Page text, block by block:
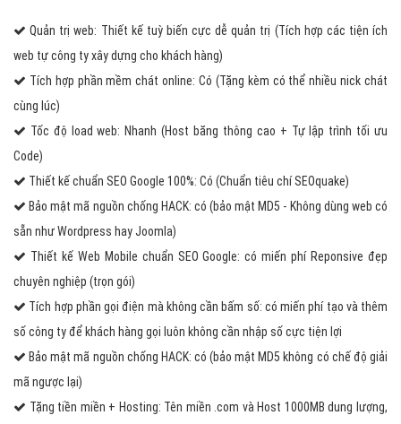
Quản trị web: Thiết kế tuỳ biến cực dễ quản trị (Tích hợp các tiện ích
web tự công ty xây dựng cho khách hàng)
Tích hợp phần mềm chát online: Có (Tặng kèm có thể nhiều nick chát
cùng lúc)
Tốc độ load web: Nhanh (Host băng thông cao + Tự lập trình tối ưu
Code)
Thiết kế chuẩn SEO Google 100%: Có (Chuẩn tiêu chí SEOquake)
Bảo mật mã nguồn chống HACK: có (bảo mật MD5 - Không dùng web có
sẵn như Wordpress hay Joomla)
Thiết kế Web Mobile chuẩn SEO Google: có miến phí Reponsive đẹp
chuyên nghiệp (trọn gói)
Tích hợp phần gọi điện mà không cần bấm số: có miến phí tạo và thêm
số công ty để khách hàng gọi luôn không cần nhập số cực tiện lợi
Bảo mật mã nguồn chống HACK: có (bảo mật MD5 không có chế độ giải
mã ngược lại)
Tặng tiền miền + Hosting: Tên miền .com và Host 1000MB dung lượng,